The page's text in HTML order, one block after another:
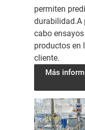
permiten
durabilidad.A
cabo
productos en
cliente.
Más